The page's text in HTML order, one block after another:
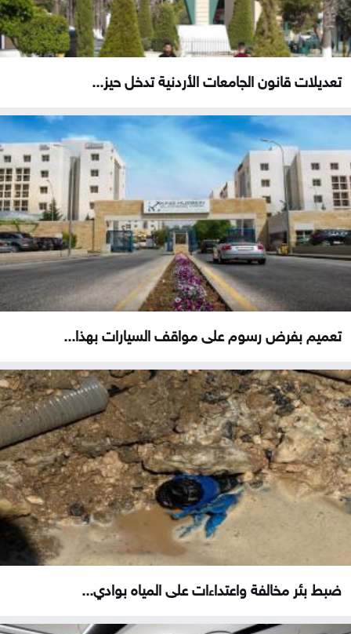
تعديلات قانون الجامعات الأردنية تدخل حيز...
تعميم بفرض رسوم على مواقف السيارات بهذا...
ضبط بئر مخالفة واعتداءات على المياه بوادي...